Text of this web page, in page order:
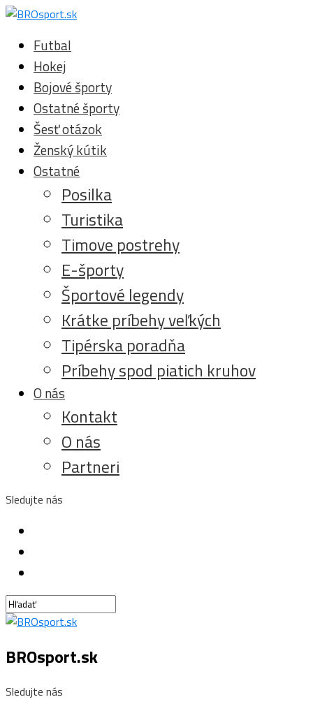
Futbal
Hokej
Bojové športy
Ostatné športy
Šesť otázok
Ženský kútik
Ostatné
Posilka
Turistika
Timove postrehy
E-športy
Športové legendy
Krátke príbehy veľkých
Tipérska poradňa
Príbehy spod piatich kruhov
O nás
Kontakt
O nás
Partneri
Sledujte nás
BROsport.sk
Sledujte nás